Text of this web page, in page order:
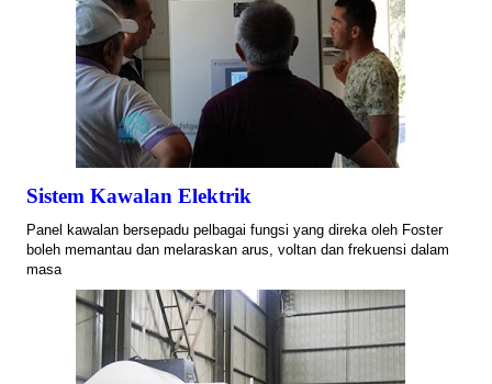
Sistem Kawalan Elektrik
Panel kawalan bersepadu pelbagai fungsi yang direka oleh Foster
boleh memantau dan melaraskan arus, voltan dan frekuensi dalam
masa